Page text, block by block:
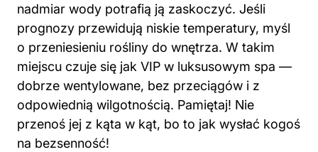
nadmiar wody potrafią ją zaskoczyć. Jeśli
prognozy przewidują niskie temperatury, myśl
o przeniesieniu rośliny do wnętrza. W takim
miejscu czuje się jak VIP w luksusowym spa —
dobrze wentylowane, bez przeciągów i z
odpowiednią wilgotnością. Pamiętaj! Nie
przenoś jej z kąta w kąt, bo to jak wysłać kogoś
na bezsenność!